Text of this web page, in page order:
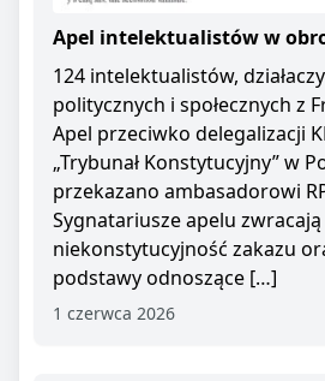
Apel intelektualistów w
124 intelektualistów,
politycznych i społecznych z
Apel przeciwko delegalizacji
„Trybunał Konstytucyjny” w
przekazano ambasadorowi
Sygnatariusze apelu
niekonstytucyjność zakazu
podstawy odnoszące […]
1 czerwca 2026